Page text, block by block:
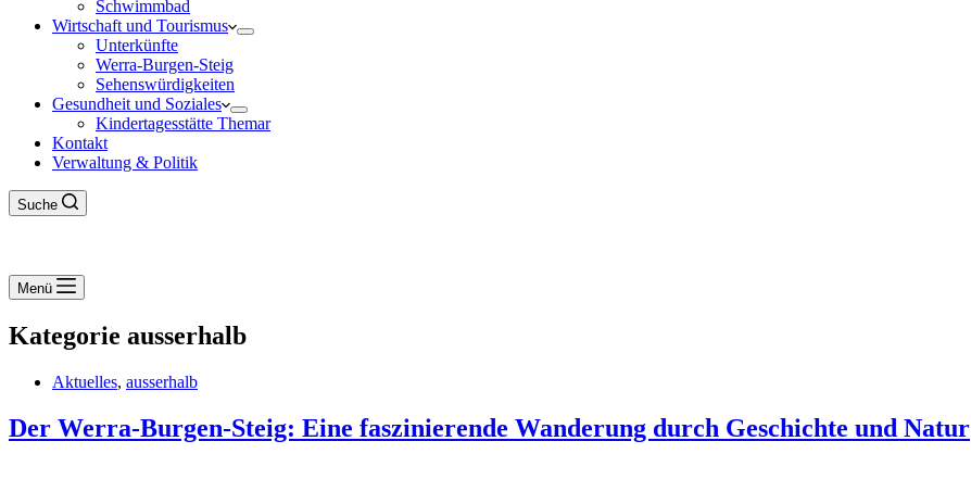
Schwimmbad
Wirtschaft und Tourismus
Unterkünfte
Werra-Burgen-Steig
Sehenswürdigkeiten
Gesundheit und Soziales
Kindertagesstätte Themar
Kontakt
Verwaltung & Politik
Suche
Menü
Kategorie ausserhalb
Aktuelles, ausserhalb
Der Werra-Burgen-Steig: Eine faszinierende Wanderung durch Geschichte und Natur